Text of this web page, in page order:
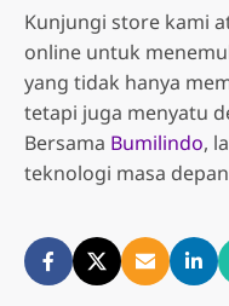
Kunjungi store kami
online untuk
yang tidak hanya
tetapi juga menyatu
Bersama Bumilindo,
teknologi masa